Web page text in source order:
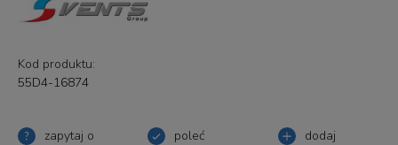
Kod produktu:
55D4-16874
zapytaj o
poleć
dodaj